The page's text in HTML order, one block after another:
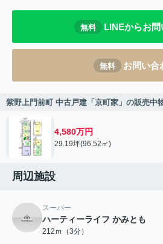
無料 LINEからお問
無料 お問い合
紫野上門前町 中古戸建「京町家」の販売中
4,580万円
29.19坪(96.52㎡)
周辺施設
スーパー
ハーティーライフ かみとも
212ｍ（3分）